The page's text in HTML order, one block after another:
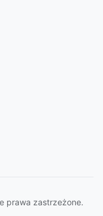
prawa zastrzeżone.